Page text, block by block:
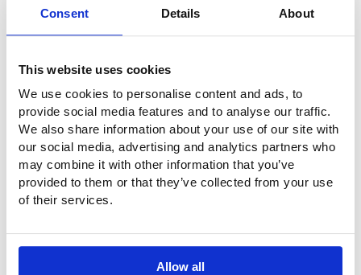
Consent Details About
This website uses cookies
We use cookies to personalise content and ads, to
provide social media features and to analyse our traffic.
We also share information about your use of our site with
our social media, advertising and analytics partners who
may combine it with other information that you’ve
provided to them or that they’ve collected from your use
of their services.
Allow all
Cobertura do Braingate Pavilhão Libelle